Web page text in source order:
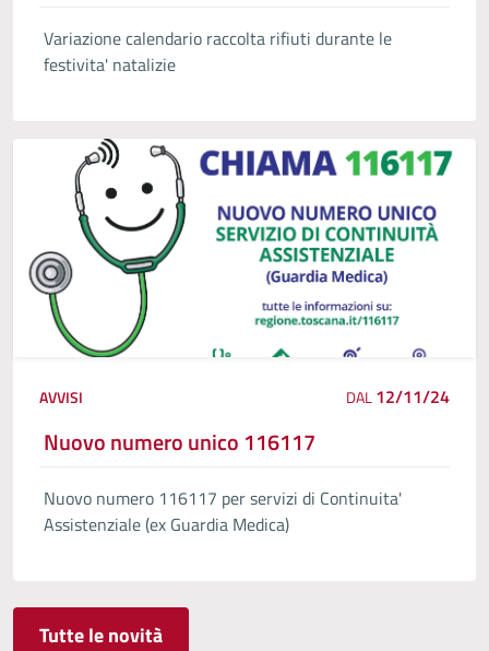
Variazione calendario raccolta rifiuti durante le
festivita' natalizie
AVVISI DAL12/11/24
Nuovo numero unico 116117
Nuovo numero 116117 per servizi di Continuita'
Assistenziale (ex Guardia Medica)
Tutte le novità